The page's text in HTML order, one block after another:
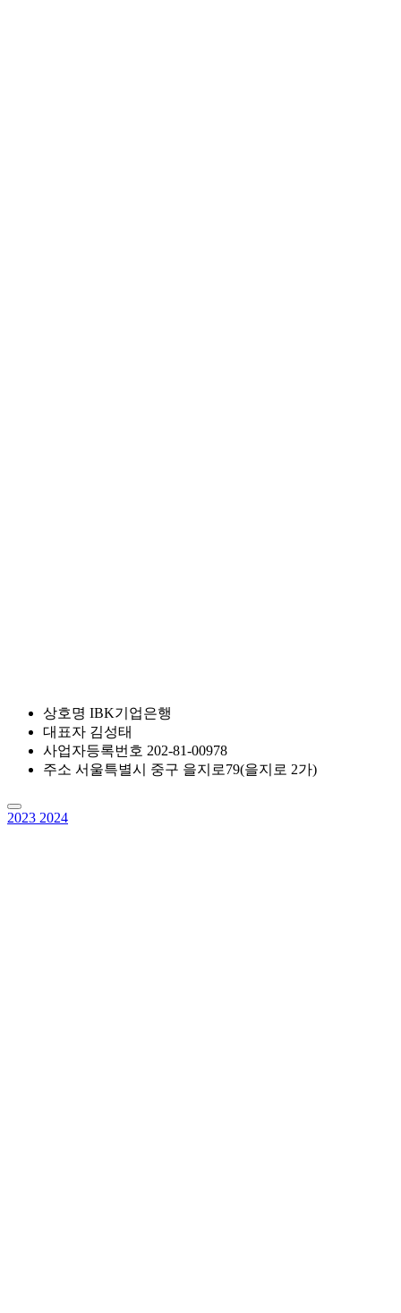
상호명 IBK기업은행
대표자 김성태
사업자등록번호 202-81-00978
주소 서울특별시 중구 을지로79(을지로 2가)
2023 2024